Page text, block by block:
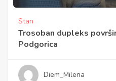
Stan
Trosoban dupleks
Podgorica
Diem_Milena